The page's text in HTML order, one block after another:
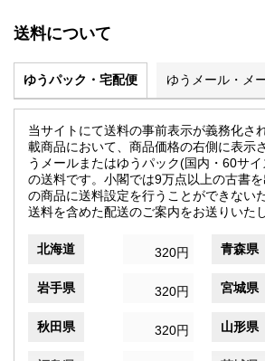
送料について
ゆうパック・宅配便 ゆうメール・メ
当サイトにて送料の事前表示が義務化さ
載商品において、商品価格の右側に表示
うメールまたはゆうパック(国内・60サ
の送料です。小閣では9万点以上の古書
の商品に送料設定を行うことができない
送料を含めた配送のご案内をお送りいた
北海道 320円 青森県
岩手県 320円 宮城県
秋田県 320円 山形県